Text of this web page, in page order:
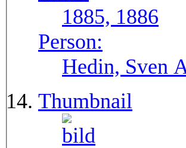
1885, 1886
Person:
Hedin, Sven
Thumbnail